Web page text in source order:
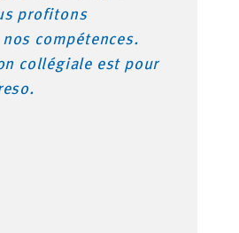
profitons
compétences.
collégiale est pour